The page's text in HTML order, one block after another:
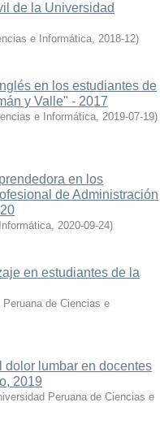
de la Universidad
e Informática, 2018-12)
en los estudiantes de
y Valle" - 2017
e Informática, 2019-07-19)
en los
de Administración
, 2020-09-24)
en estudiantes de la
Peruana de Ciencias e
lumbar en docentes
2019
Peruana de Ciencias e